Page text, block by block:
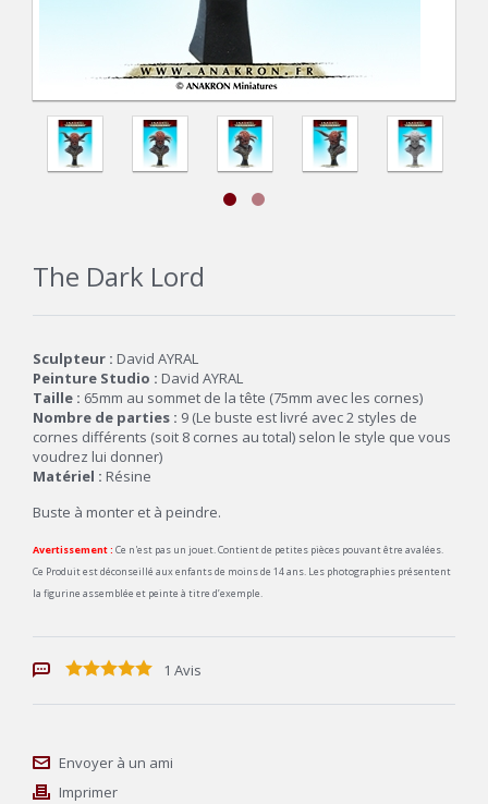
The Dark Lord
Sculpteur : David AYRAL
Peinture Studio : David AYRAL
Taille : 65mm au sommet de la tête (75mm avec les cornes)
Nombre de parties : 9 (Le buste est livré avec 2 styles de
cornes différents (soit 8 cornes au total) selon le style que vous
voudrez lui donner)
Matériel : Résine
Buste à monter et à peindre.
Avertissement : Ce n'est pas un jouet. Contient de petites pièces pouvant être avalées.
Ce Produit est déconseillé aux enfants de moins de 14 ans. Les photographies présentent
la figurine assemblée et peinte à titre d’exemple.
1 Avis
Envoyer à un ami
Imprimer